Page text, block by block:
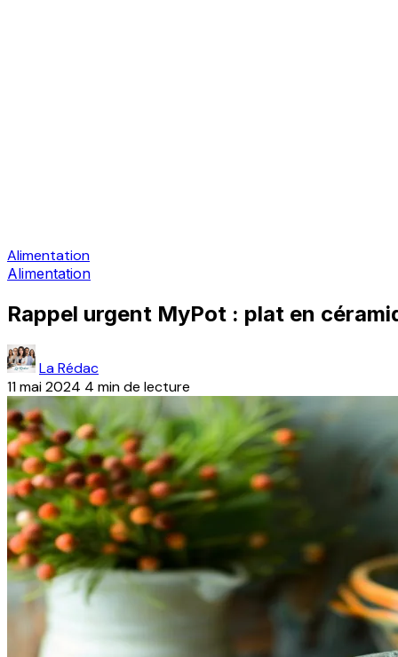
Alimentation
Alimentation
Rappel urgent MyPot : plat en
La Rédac
11 mai 2024 4 min de lecture